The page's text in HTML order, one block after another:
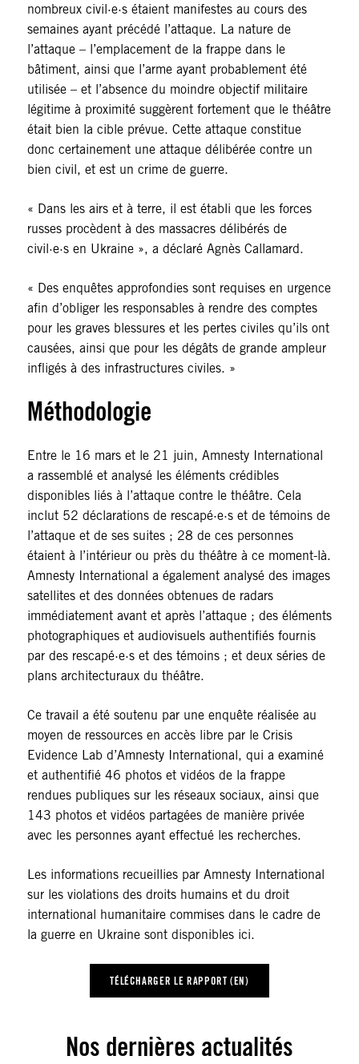
nombreux civil·e·s étaient manifestes au cours des
semaines ayant précédé l’attaque. La nature de
l’attaque – l’emplacement de la frappe dans le
bâtiment, ainsi que l’arme ayant probablement été
utilisée – et l’absence du moindre objectif militaire
légitime à proximité suggèrent fortement que le théâtre
était bien la cible prévue. Cette attaque constitue
donc certainement une attaque délibérée contre un
bien civil, et est un crime de guerre.
« Dans les airs et à terre, il est établi que les forces
russes procèdent à des massacres délibérés de
civil·e·s en Ukraine », a déclaré Agnès Callamard.
« Des enquêtes approfondies sont requises en urgence
afin d’obliger les responsables à rendre des comptes
pour les graves blessures et les pertes civiles qu’ils ont
causées, ainsi que pour les dégâts de grande ampleur
infligés à des infrastructures civiles. »
Méthodologie
Entre le 16 mars et le 21 juin, Amnesty International
a rassemblé et analysé les éléments crédibles
disponibles liés à l’attaque contre le théâtre. Cela
inclut 52 déclarations de rescapé·e·s et de témoins de
l’attaque et de ses suites ; 28 de ces personnes
étaient à l’intérieur ou près du théâtre à ce moment-là.
Amnesty International a également analysé des images
satellites et des données obtenues de radars
immédiatement avant et après l’attaque ; des éléments
photographiques et audiovisuels authentifiés fournis
par des rescapé·e·s et des témoins ; et deux séries de
plans architecturaux du théâtre.
Ce travail a été soutenu par une enquête réalisée au
moyen de ressources en accès libre par le Crisis
Evidence Lab d’Amnesty International, qui a examiné
et authentifié 46 photos et vidéos de la frappe
rendues publiques sur les réseaux sociaux, ainsi que
143 photos et vidéos partagées de manière privée
avec les personnes ayant effectué les recherches.
Les informations recueillies par Amnesty International
sur les violations des droits humains et du droit
international humanitaire commises dans le cadre de
la guerre en Ukraine sont disponibles ici.
TÉLÉCHARGER LE RAPPORT (EN)
Nos dernières actualités